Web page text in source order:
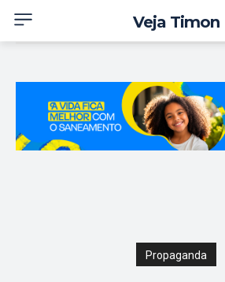
Veja Timon
Propaganda